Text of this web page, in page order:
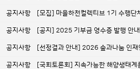
공지사항 [모집] 마을하천컬렉티브 1기 수행
공지사항 [공지] 2025 기부금 영수증 발행 안내
공지사항 [선정결과 안내] 2026 숲과나눔 인
공지사항 [국회토론회] 지속가능한 해양생태